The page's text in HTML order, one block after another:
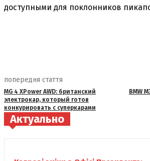
доступными для поклонников
попередня стаття
MG 4 XPower AWD: британский
электрокар, который готов
конкурировать с суперкарами
BMW
Актуально